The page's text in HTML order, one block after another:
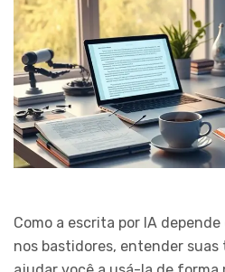
Como a escrita por IA
nos bastidores, entender